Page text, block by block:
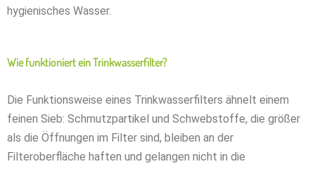
hygienisches Wasser.
Wie funktioniert ein Trinkwasserfilter?
Die Funktionsweise eines Trinkwasserfilters ähnelt einem
feinen Sieb: Schmutzpartikel und Schwebstoffe, die größer
als die Öffnungen im Filter sind, bleiben an der
Filteroberfläche haften und gelangen nicht in die